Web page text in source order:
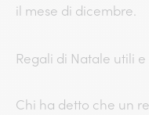
il mese di dicembre.
Regali di Natale utili
Chi ha detto che un